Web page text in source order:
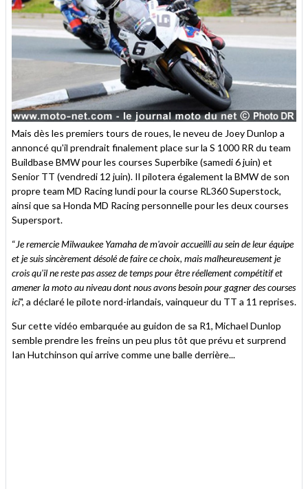
Mais dès les premiers tours de roues, le neveu de Joey Dunlop a
annoncé qu'il prendrait finalement place sur la S 1000 RR du team
Buildbase BMW pour les courses Superbike (samedi 6 juin) et
Senior TT (vendredi 12 juin). Il pilotera également la BMW de son
propre team MD Racing lundi pour la course RL360 Superstock,
ainsi que sa Honda MD Racing personnelle pour les deux courses
Supersport.
“Je remercie Milwaukee Yamaha de m'avoir accueilli au sein de leur équipe
et je suis sincèrement désolé de faire ce choix, mais malheureusement je
crois qu'il ne reste pas assez de temps pour être réellement compétitif et
amener la moto au niveau dont nous avons besoin pour gagner des courses
ici", a déclaré le pilote nord-irlandais, vainqueur du TT a 11 reprises.
Sur cette vidéo embarquée au guidon de sa R1, Michael Dunlop
semble prendre les freins un peu plus tôt que prévu et surprend
Ian Hutchinson qui arrive comme une balle derrière...